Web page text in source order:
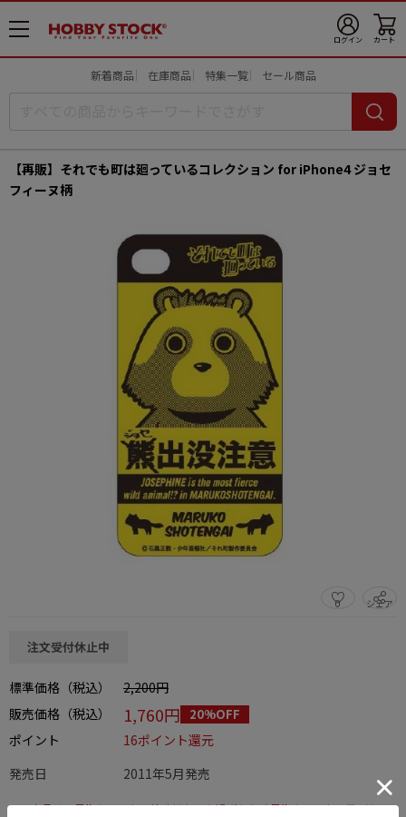
メ
ニ
ログイン カート
新着商品 在庫商品 特集一覧 セール商品
【再販】それでも町は廻っているコレクション for iPhone4 ジョセ
フィーヌ柄
0 シェア
この商品をシェアする
注文受付休止中
標準価格（税込）
2,200円
販売価格（税込）
1,760円 20%OFF
ポイント
16ポイント還元
発売日
2011年5月発売
この商品は、早期キャンセル締め切り日を過ぎたため早期キャンセル及びキャ